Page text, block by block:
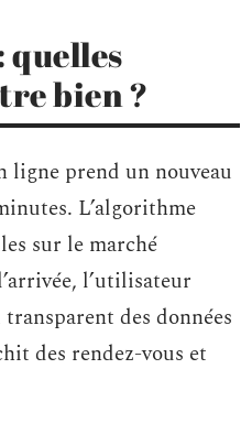
quelles
bien ?
ligne prend un nouveau
L’algorithme
sur le marché
l’utilisateur
des données
des rendez-vous et